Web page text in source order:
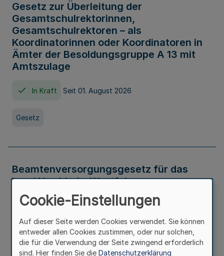
Gesetz zur Überleitung der
Gesamtschulrektorinnen,
Gesamtschulrektoren – als
Koordinatorinnen oder Koordinatoren in
Ämter der Besoldungsgruppe A 13 mit
Amtszulage
In Kraft Seit 01. August 2026
Gesetz
Beamtenversorgungsgesetz für das
Land Nordrhein-Westfalen
(Landesbeamtenversorgungsgesetz -
LBeamtVG NRW)
In Kraft Seit 01. Juli 2016
Cookie-Einstellungen
Auf dieser Seite werden Cookies verwendet. Sie können
entweder allen Cookies zustimmen, oder nur solchen,
die für die Verwendung der Seite zwingend erforderlich
sind. Hier finden Sie die Datenschutzerklärung